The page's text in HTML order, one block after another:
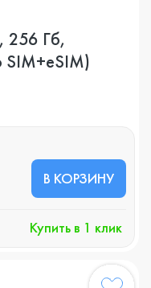
256 Гб,
SIM+eSIM)
В КОРЗИНУ
Купить в 1 клик